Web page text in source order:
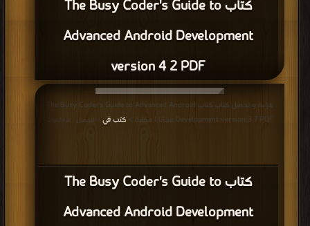
كتاب The Busy Coder's Guide to
Advanced Android Development
version 4 2 PDF
كتاب The Busy Coder's Guide to
Advanced Android Development
قراءة و تحميل كتاب كتاب The Busy Coder's Guide to Advanced Android
Development version 3 7 PDF مجانا | مكتبة >
كتب في | التحميل : مرة/مرات